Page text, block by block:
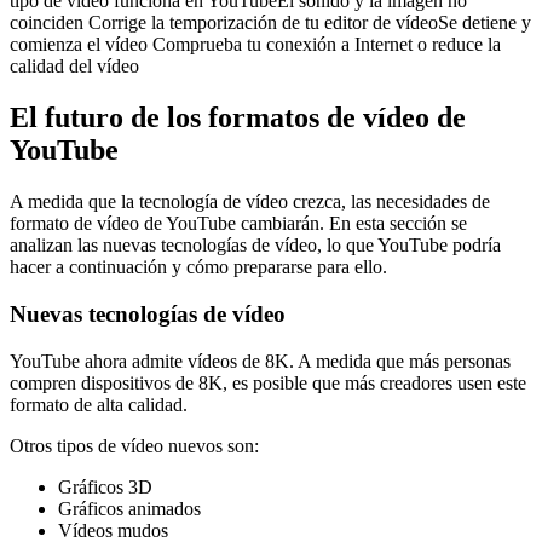
coinciden Corrige la temporización de tu editor de vídeoSe detiene y
comienza el vídeo Comprueba tu conexión a Internet o reduce la
calidad del vídeo
El futuro de los formatos de vídeo de
YouTube
A medida que la tecnología de vídeo crezca, las necesidades de
formato de vídeo de YouTube cambiarán. En esta sección se
analizan las nuevas tecnologías de vídeo, lo que YouTube podría
hacer a continuación y cómo prepararse para ello.
Nuevas tecnologías de vídeo
YouTube ahora admite vídeos de 8K. A medida que más personas
compren dispositivos de 8K, es posible que más creadores usen este
formato de alta calidad.
Otros tipos de vídeo nuevos son:
Gráficos 3D
Gráficos animados
Vídeos mudos